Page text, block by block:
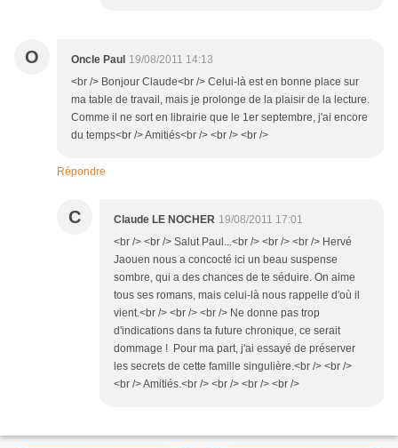
O Oncle Paul 19/08/2011 14:13
<br /> Bonjour Claude<br /> Celui-là est en bonne place sur
ma table de travail, mais je prolonge de la plaisir de la lecture.
Comme il ne sort en librairie que le 1er septembre, j'ai encore
du temps<br /> Amitiés<br /> <br /> <br />
Répondre
C Claude LE NOCHER 19/08/2011 17:01
<br /> <br /> Salut Paul...<br /> <br /> <br /> Hervé
Jaouen nous a concocté ici un beau suspense
sombre, qui a des chances de te séduire. On aime
tous ses romans, mais celui-là nous rappelle d'où il
vient.<br /> <br /> <br /> Ne donne pas trop
d'indications dans ta future chronique, ce serait
dommage ! Pour ma part, j'ai essayé de préserver
les secrets de cette famille singulière.<br /> <br />
<br /> Amitiés.<br /> <br /> <br /> <br />